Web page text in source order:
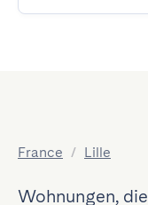
France / Lille
Wohnungen,